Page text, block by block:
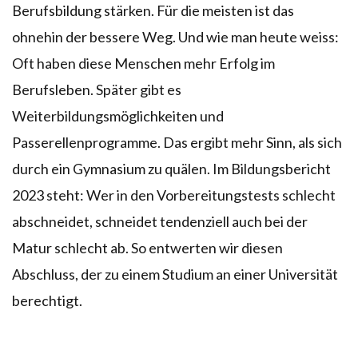
Berufsbildung stärken. Für die meisten ist das
ohnehin der bessere Weg. Und wie man heute weiss:
Oft haben diese Menschen mehr Erfolg im
Berufsleben. Später gibt es
Weiterbildungsmöglichkeiten und
Passerellenprogramme. Das ergibt mehr Sinn, als sich
durch ein Gymnasium zu quälen. Im Bildungsbericht
2023 steht: Wer in den Vorbereitungstests schlecht
abschneidet, schneidet tendenziell auch bei der
Matur schlecht ab. So entwerten wir diesen
Abschluss, der zu einem Studium an einer Universität
berechtigt.